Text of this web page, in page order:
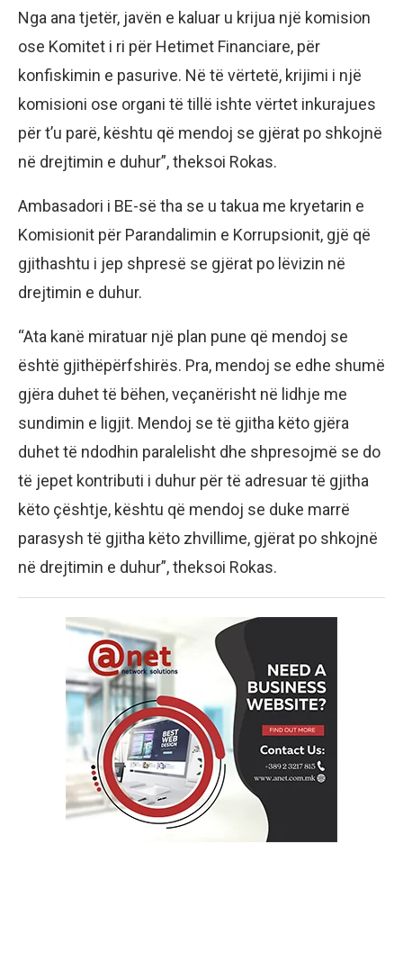
Nga ana tjetër, javën e kaluar u krijua një komision
ose Komitet i ri për Hetimet Financiare, për
konfiskimin e pasurive. Në të vërtetë, krijimi i një
komisioni ose organi të tillë ishte vërtet inkurajues
për t’u parë, kështu që mendoj se gjërat po shkojnë
në drejtimin e duhur”, theksoi Rokas.
Ambasadori i BE-së tha se u takua me kryetarin e
Komisionit për Parandalimin e Korrupsionit, gjë që
gjithashtu i jep shpresë se gjërat po lëvizin në
drejtimin e duhur.
“Ata kanë miratuar një plan pune që mendoj se
është gjithëpërfshirës. Pra, mendoj se edhe shumë
gjëra duhet të bëhen, veçanërisht në lidhje me
sundimin e ligjit. Mendoj se të gjitha këto gjëra
duhet të ndodhin paralelisht dhe shpresojmë se do
të jepet kontributi i duhur për të adresuar të gjitha
këto çështje, kështu që mendoj se duke marrë
parasysh të gjitha këto zhvillime, gjërat po shkojnë
në drejtimin e duhur”, theksoi Rokas.